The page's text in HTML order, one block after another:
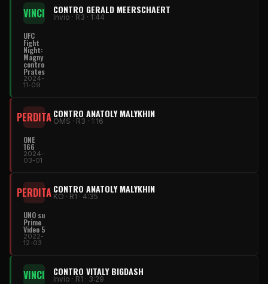
VINCI CONTRO GERALD MEERSCHAERT
Invio · R3 · 1:44
UFC
Fight
Night:
Magny
contro
Prates
2024-
11-09
PERDITACONTRO ANATOLY MALYKHIN
OMS · R3 · 1:16
ONE
166
2024-
03-01
PERDITACONTRO ANATOLY MALYKHIN
KO · R1 · 4:35
UNO su
Prime
Video 5
2022-
12-03
VINCI CONTRO VITALY BIGDASH
Invio · R1 · 3:29